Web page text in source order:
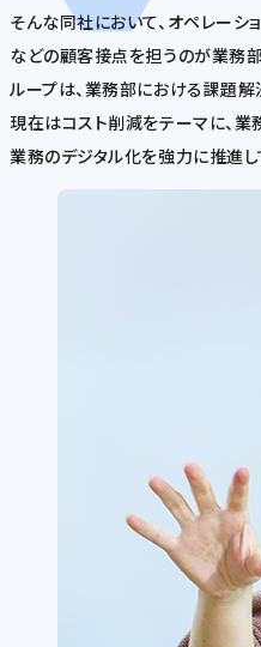
そんな同社において、オペレーシ
などの顧客接点を担うのが業務
ループは、業務部における課題解
現在はコスト削減をテーマに、
業務のデジタル化を強力に推進し